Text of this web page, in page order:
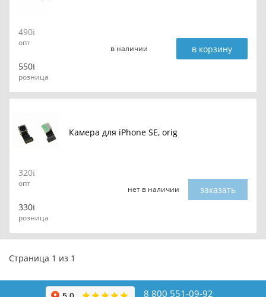
490
опт
550
розница
в наличии в корзину
Камера для iPhone SE, orig
320
опт
330
розница
нет в наличии заказать
Страница 1 из 1
8 800 551-09-92